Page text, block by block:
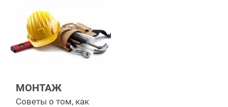
МОНТАЖ
Советы о том, как